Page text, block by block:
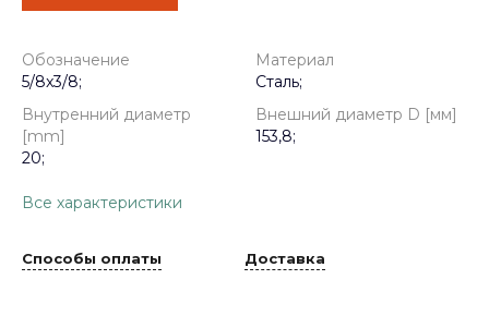
Обозначение
5/8x3/8;
Материал
Сталь;
Внутренний диаметр
[mm]
20;
Внешний диаметр D [мм]
153,8;
Все характеристики
Способы оплаты Доставка